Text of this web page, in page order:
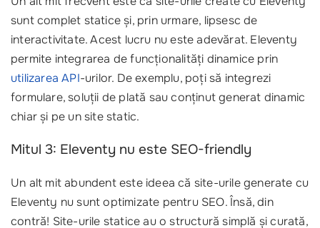
sunt complet statice și, prin urmare, lipsesc de
interactivitate. Acest lucru nu este adevărat. Eleventy
permite integrarea de funcționalități dinamice prin
utilizarea API-urilor. De exemplu, poți să integrezi
formulare, soluții de plată sau conținut generat dinamic
chiar și pe un site static.
Mitul 3: Eleventy nu este SEO-friendly
Un alt mit abundent este ideea că site-urile generate cu
Eleventy nu sunt optimizate pentru SEO. Însă, din
contră! Site-urile statice au o structură simplă și curată,